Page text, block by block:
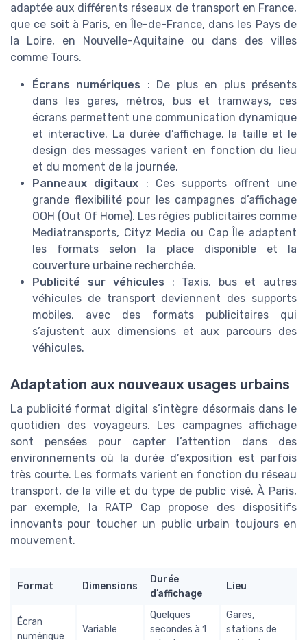
adaptée aux différents réseaux de transport en France,
que ce soit à Paris, en Île-de-France, dans les Pays de
la Loire, en Nouvelle-Aquitaine ou dans des villes
comme Tours.
Écrans numériques : De plus en plus présents
dans les gares, métros, bus et tramways, ces
écrans permettent une communication dynamique
et interactive. La durée d’affichage, la taille et le
design des messages varient en fonction du lieu
et du moment de la journée.
Panneaux digitaux : Ces supports offrent une
grande flexibilité pour les campagnes d’affichage
OOH (Out Of Home). Les régies publicitaires comme
Mediatransports, Cityz Media ou Cap Île adaptent
les formats selon la place disponible et la
couverture urbaine recherchée.
Publicité sur véhicules : Taxis, bus et autres
véhicules de transport deviennent des supports
mobiles, avec des formats publicitaires qui
s’ajustent aux dimensions et aux parcours des
véhicules.
Adaptation aux nouveaux usages urbains
La publicité format digital s’intègre désormais dans le
quotidien des voyageurs. Les campagnes affichage
sont pensées pour capter l’attention dans des
environnements où la durée d’exposition est parfois
très courte. Les formats varient en fonction du réseau
transport, de la ville et du type de public visé. À Paris,
par exemple, la RATP Cap propose des dispositifs
innovants pour toucher un public urbain toujours en
mouvement.
Format Dimensions
Durée
d’affichage
Lieu
Écran
numérique
Variable
Quelques
secondes à 1
Gares,
stations de